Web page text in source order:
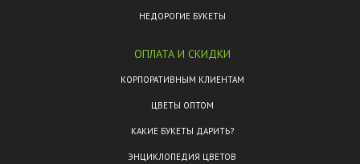
НЕДОРОГИЕ БУКЕТЫ
ОПЛАТА И СКИДКИ
КОРПОРАТИВНЫМ КЛИЕНТАМ
ЦВЕТЫ ОПТОМ
КАКИЕ БУКЕТЫ ДАРИТЬ?
ЭНЦИКЛОПЕДИЯ ЦВЕТОВ